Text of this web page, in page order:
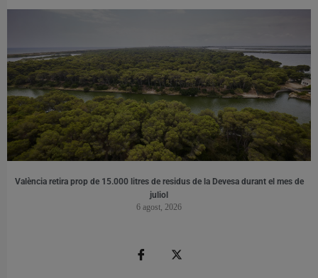
València retira prop de 15.000 litres de residus de la Devesa durant el mes de
juliol
6 agost, 2026